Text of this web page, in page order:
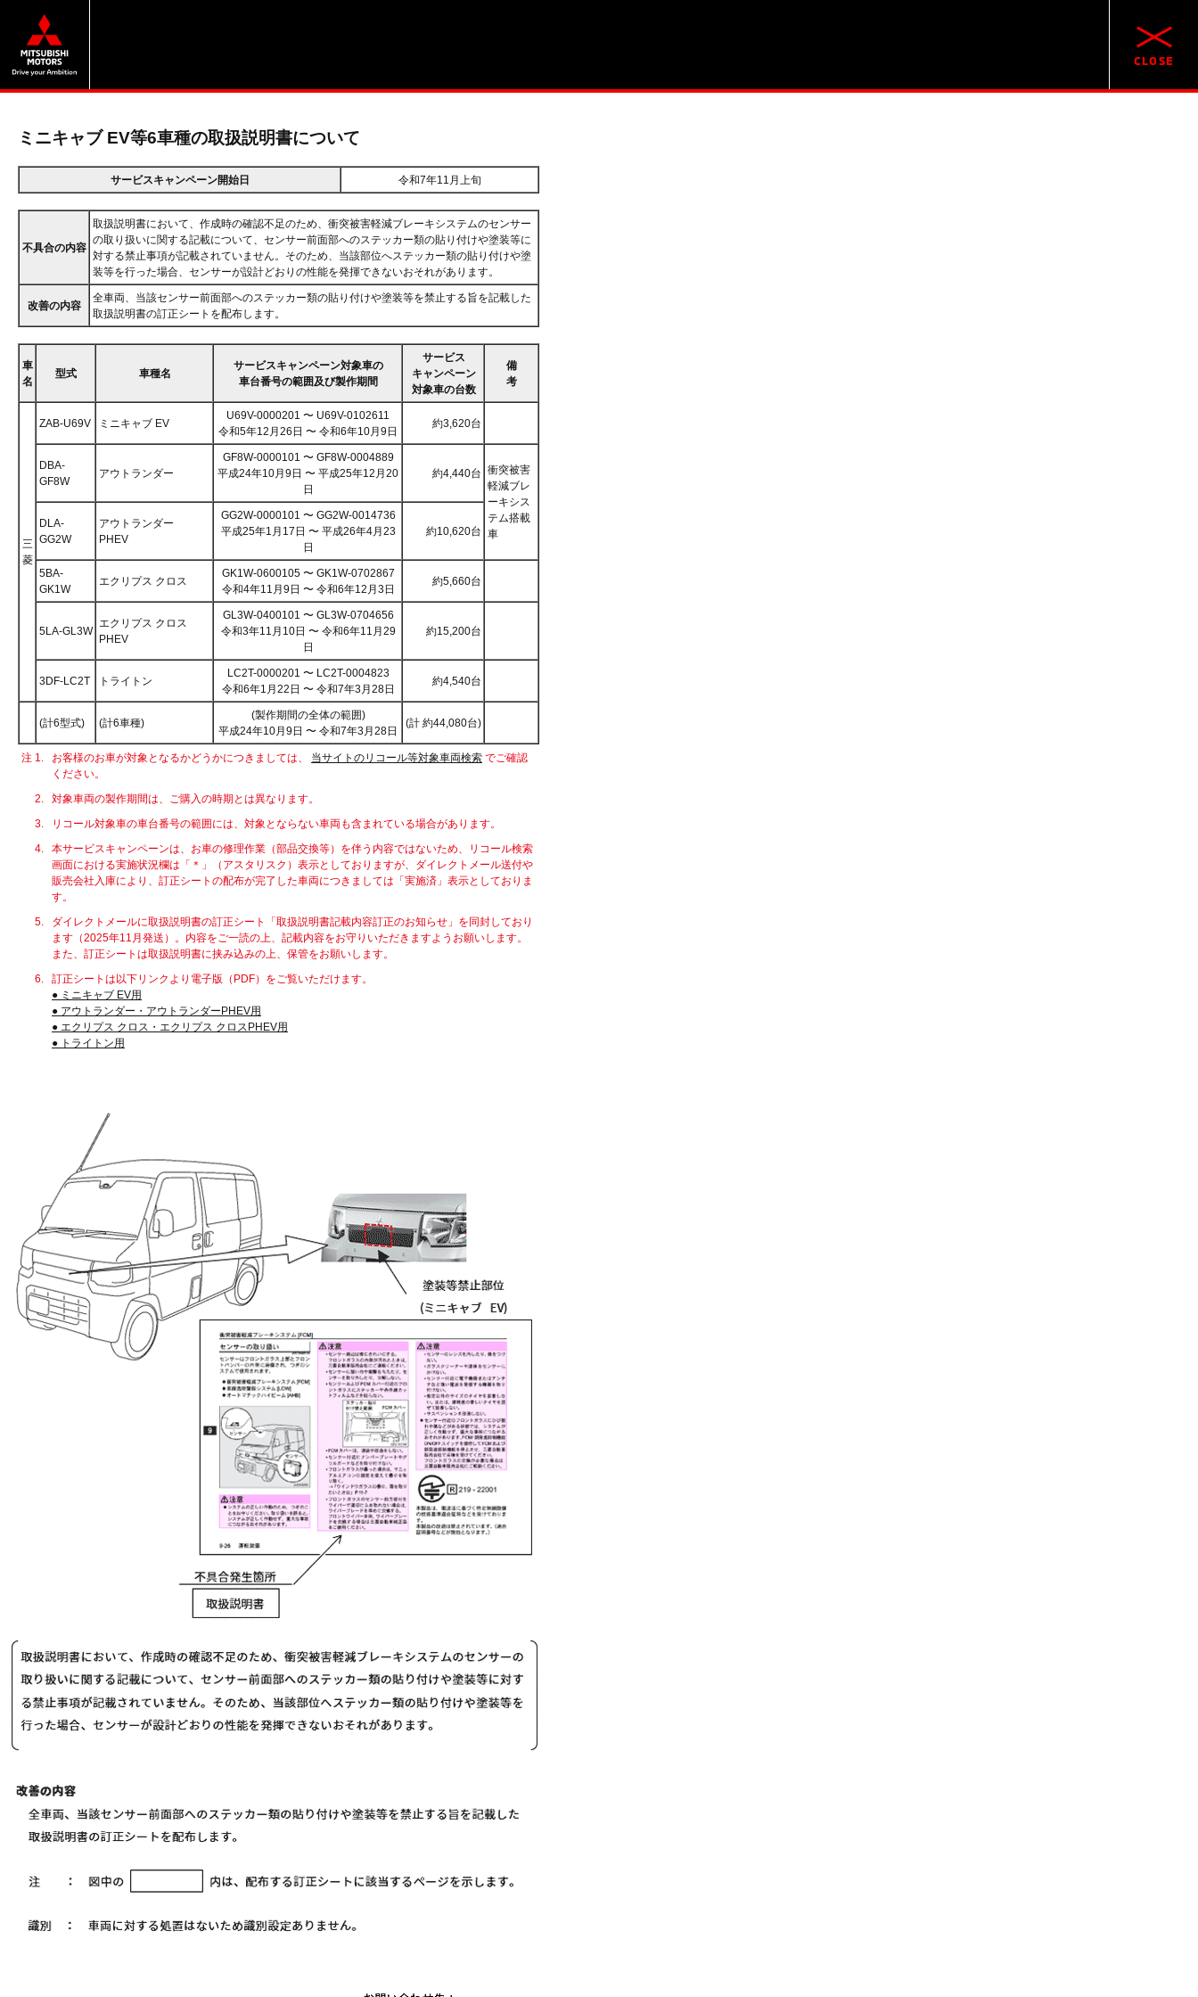
ミニキャブ EV等6車種の取扱説明書について
サービスキャンペーン開始日 令和7年11月上旬
不具合の内容
取扱説明書において、作成時の確認不足のため、衝突被害軽減ブレーキシステムのセンサー
の取り扱いに関する記載について、センサー前面部へのステッカー類の貼り付けや塗装等に
対する禁止事項が記載されていません。そのため、当該部位へステッカー類の貼り付けや塗
装等を行った場合、センサーが設計どおりの性能を発揮できないおそれがあります。
改善の内容
全車両、当該センサー前面部へのステッカー類の貼り付けや塗装等を禁止する旨を記載した
取扱説明書の訂正シートを配布します。
車
名
型式 車種名
サービスキャンペーン対象車の
車台番号の範囲及び製作期間
サービス
キャンペーン
対象車の台数
備
考
三
菱
ZAB-U69V ミニキャブ EV
U69V-0000201 〜 U69V-0102611
令和5年12月26日 〜 令和6年10月9日
約3,620台
DBA-
GF8W
アウトランダー
GF8W-0000101 〜 GF8W-0004889
平成24年10月9日 〜 平成25年12月20
日
約4,440台 衝突被害
軽減ブレ
ーキシス
テム搭載
車
DLA-
GG2W
アウトランダー
PHEV
GG2W-0000101 〜 GG2W-0014736
平成25年1月17日 〜 平成26年4月23
日
約10,620台
5BA-
GK1W
エクリプス クロス
GK1W-0600105 〜 GK1W-0702867
令和4年11月9日 〜 令和6年12月3日
約5,660台
5LA-GL3W
エクリプス クロス
PHEV
GL3W-0400101 〜 GL3W-0704656
令和3年11月10日 〜 令和6年11月29
日
約15,200台
3DF-LC2T トライトン
LC2T-0000201 〜 LC2T-0004823
令和6年1月22日 〜 令和7年3月28日
約4,540台
(計6型式) (計6車種)
(製作期間の全体の範囲)
平成24年10月9日 〜 令和7年3月28日
(計 約44,080台)
注 1. お客様のお車が対象となるかどうかにつきましては、 当サイトのリコール等対象車両検索 でご確認
ください。
2.
対象車両の製作期間は、ご購入の時期とは異なります。
3.
リコール対象車の車台番号の範囲には、対象とならない車両も含まれている場合があります。
4.
本サービスキャンペーンは、お車の修理作業（部品交換等）を伴う内容ではないため、リコール検索
画面における実施状況欄は「＊」（アスタリスク）表示としておりますが、ダイレクトメール送付や
販売会社入庫により、訂正シートの配布が完了した車両につきましては「実施済」表示としておりま
す。
5.
ダイレクトメールに取扱説明書の訂正シート「取扱説明書記載内容訂正のお知らせ」を同封しており
ます（2025年11月発送）。内容をご一読の上、記載内容をお守りいただきますようお願いします。
また、訂正シートは取扱説明書に挟み込みの上、保管をお願いします。
6.
訂正シートは以下リンクより電子版（PDF）をご覧いただけます。
● ミニキャブ EV用
● アウトランダー・アウトランダーPHEV用
● エクリプス クロス・エクリプス クロスPHEV用
● トライトン用